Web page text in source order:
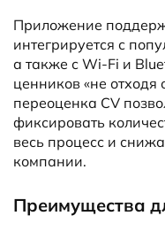
Приложение
интегрируется с
а также с Wi-Fi и
ценников «не отходя
переоценка CV
фиксировать
весь процесс и
компании.
Преимущества